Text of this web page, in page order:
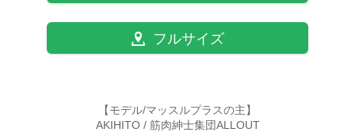
フルサイズ
【モデル/マッスルプラスの主】
AKIHITO / 筋肉紳士集団ALLOUT